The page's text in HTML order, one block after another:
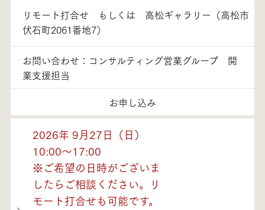
リモート打合せ もしくは 高松ギャラリー（高松市
伏石町2061番地7）
お問い合わせ：コンサルティング営業グループ 開
業支援担当
お申し込み
2026年 9月27日（日）
10:00～17:00
※ご希望の日時がございま
したらご相談ください。リ
モート打合せも可能です。